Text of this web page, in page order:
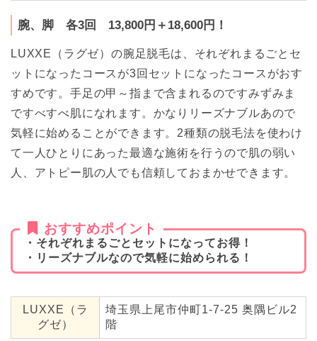
腕、脚 各3回 13,800円＋18,600円！
LUXXE（ラグゼ）の腕足脱毛は、それぞれまるごとセ
ットになったコースが3回セットになったコースがおす
すめです。手足の甲～指まで含まれるのですみずみま
ですべすべ肌になれます。かなりリーズナブルあので
気軽に始めることができます。2種類の脱毛法を使わけ
て一人ひとりにあった最適な施術を行うので肌の弱い
人、アトピー肌の人でも信頼しておまかせできます。
おすすめポイント
・それぞれまるごとセットになってお得！
・リーズナブルなので気軽に始められる！
LUXXE（ラ
グゼ）
埼玉県上尾市仲町1-7-25 奥隅ビル2
階